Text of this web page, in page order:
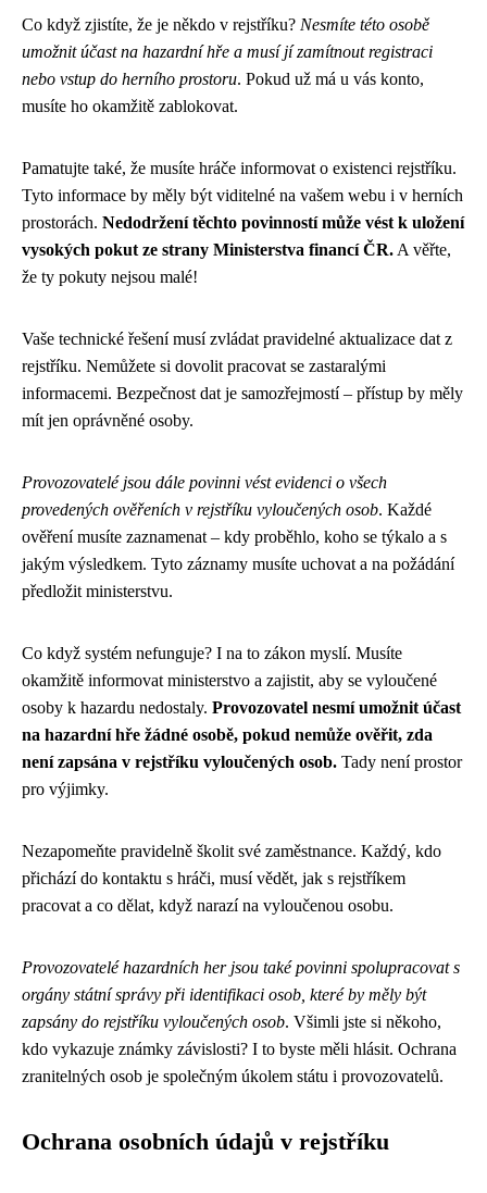
Co když zjistíte, že je někdo v rejstříku? Nesmíte této osobě
umožnit účast na hazardní hře a musí jí zamítnout registraci
nebo vstup do herního prostoru. Pokud už má u vás konto,
musíte ho okamžitě zablokovat.
Pamatujte také, že musíte hráče informovat o existenci rejstříku.
Tyto informace by měly být viditelné na vašem webu i v herních
prostorách. Nedodržení těchto povinností může vést k uložení
vysokých pokut ze strany Ministerstva financí ČR. A věřte,
že ty pokuty nejsou malé!
Vaše technické řešení musí zvládat pravidelné aktualizace dat z
rejstříku. Nemůžete si dovolit pracovat se zastaralými
informacemi. Bezpečnost dat je samozřejmostí – přístup by měly
mít jen oprávněné osoby.
Provozovatelé jsou dále povinni vést evidenci o všech
provedených ověřeních v rejstříku vyloučených osob. Každé
ověření musíte zaznamenat – kdy proběhlo, koho se týkalo a s
jakým výsledkem. Tyto záznamy musíte uchovat a na požádání
předložit ministerstvu.
Co když systém nefunguje? I na to zákon myslí. Musíte
okamžitě informovat ministerstvo a zajistit, aby se vyloučené
osoby k hazardu nedostaly. Provozovatel nesmí umožnit účast
na hazardní hře žádné osobě, pokud nemůže ověřit, zda
není zapsána v rejstříku vyloučených osob. Tady není prostor
pro výjimky.
Nezapomeňte pravidelně školit své zaměstnance. Každý, kdo
přichází do kontaktu s hráči, musí vědět, jak s rejstříkem
pracovat a co dělat, když narazí na vyloučenou osobu.
Provozovatelé hazardních her jsou také povinni spolupracovat s
orgány státní správy při identifikaci osob, které by měly být
zapsány do rejstříku vyloučených osob. Všimli jste si někoho,
kdo vykazuje známky závislosti? I to byste měli hlásit. Ochrana
zranitelných osob je společným úkolem státu i provozovatelů.
Ochrana osobních údajů v rejstříku